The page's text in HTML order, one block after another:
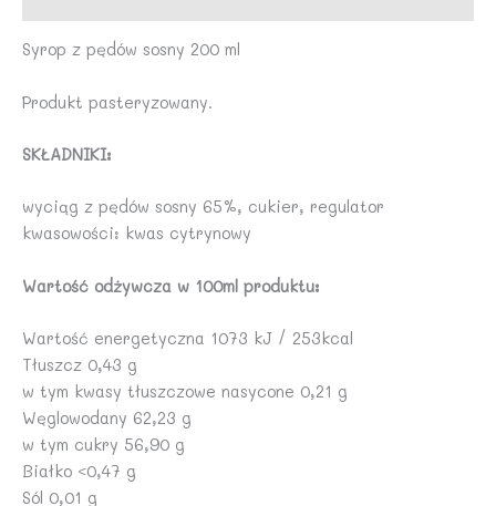
Syrop z pędów sosny 200 ml
Produkt pasteryzowany.
SKŁADNIKI:
wyciąg z pędów sosny 65%, cukier, regulator
kwasowości: kwas cytrynowy
Wartość odżywcza w 100ml produktu:
Wartość energetyczna 1073 kJ / 253kcal
Tłuszcz 0,43 g
w tym kwasy tłuszczowe nasycone 0,21 g
Węglowodany 62,23 g
w tym cukry 56,90 g
Białko <0,47 g
Sól 0,01 g